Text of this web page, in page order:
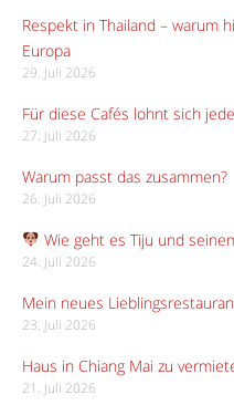
Respekt in Thailand – warum
Europa
29. Juli 2026
Für diese Cafés lohnt sich
27. Juli 2026
Warum passt das zusammen?
26. Juli 2026
Wie geht es Tiju und
24. Juli 2026
Mein neues
23. Juli 2026
Haus in Chiang Mai zu
21. Juli 2026